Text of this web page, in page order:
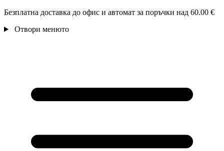
Безплатна доставка до офис и автомат за поръчки над 60.00 €
Отвори менюто